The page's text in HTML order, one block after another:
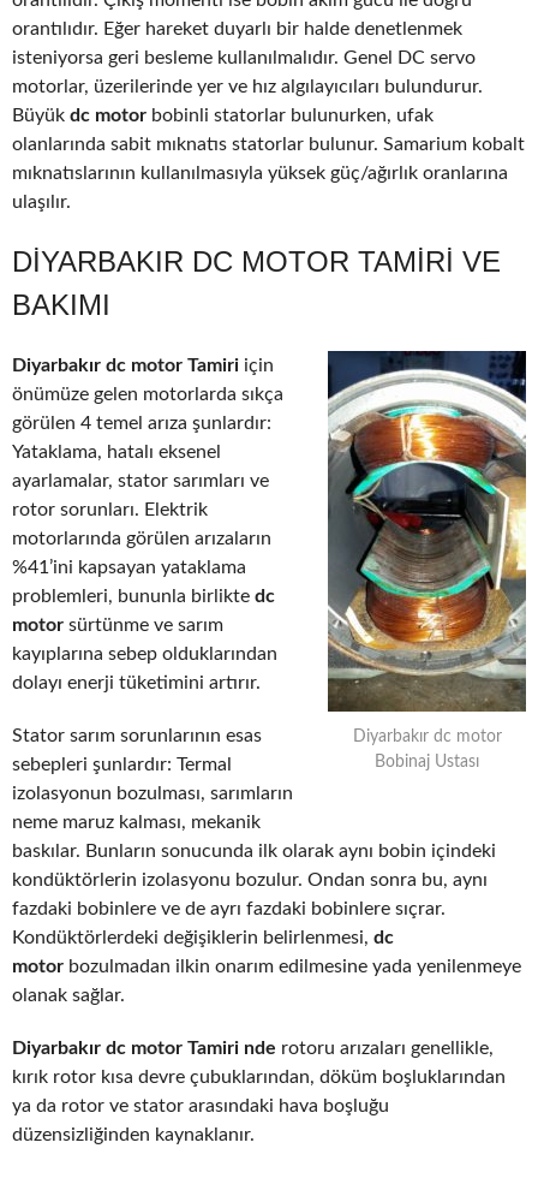
orantılıdır. Eğer hareket duyarlı bir halde denetlenmek
isteniyorsa geri besleme kullanılmalıdır. Genel DC servo
motorlar, üzerilerinde yer ve hız algılayıcıları bulundurur.
Büyük dc motor bobinli statorlar bulunurken, ufak
olanlarında sabit mıknatıs statorlar bulunur. Samarium kobalt
mıknatıslarının kullanılmasıyla yüksek güç/ağırlık oranlarına
ulaşılır.
DIYARBAKIR DC MOTOR TAMIRI VE
BAKIMI
Diyarbakır dc motor
Bobinaj Ustası
Diyarbakır dc motor Tamiri için
önümüze gelen motorlarda sıkça
görülen 4 temel arıza şunlardır:
Yataklama, hatalı eksenel
ayarlamalar, stator sarımları ve
rotor sorunları. Elektrik
motorlarında görülen arızaların
%41’ini kapsayan yataklama
problemleri, bununla birlikte dc
motor sürtünme ve sarım
kayıplarına sebep olduklarından
dolayı enerji tüketimini artırır.
Stator sarım sorunlarının esas
sebepleri şunlardır: Termal
izolasyonun bozulması, sarımların
neme maruz kalması, mekanik
baskılar. Bunların sonucunda ilk olarak aynı bobin içindeki
kondüktörlerin izolasyonu bozulur. Ondan sonra bu, aynı
fazdaki bobinlere ve de ayrı fazdaki bobinlere sıçrar.
Kondüktörlerdeki değişiklerin belirlenmesi, dc
motor bozulmadan ilkin onarım edilmesine yada yenilenmeye
olanak sağlar.
Diyarbakır dc motor Tamiri nde rotoru arızaları genellikle,
kırık rotor kısa devre çubuklarından, döküm boşluklarından
ya da rotor ve stator arasındaki hava boşluğu
düzensizliğinden kaynaklanır.